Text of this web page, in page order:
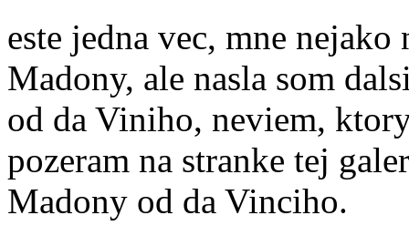
este jedna vec, mne
Madony, ale nasla som
od da Viniho, neviem,
pozeram na stranke tej
Madony od da Vinciho.